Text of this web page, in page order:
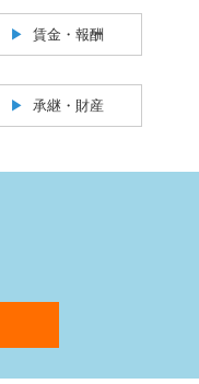
賃金・報酬
承継・財産